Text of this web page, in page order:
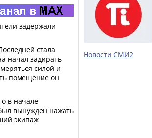
задержали
стала
начал задирать
силой и
помещение он
в начале
вынужден нажать
экипаж
Новости СМИ2